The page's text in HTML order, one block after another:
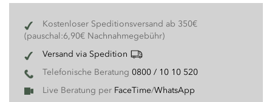
Kostenloser Speditionsversand ab 350€
(pauschal:6,90€ Nachnahmegebühr)
Versand via Spedition
Telefonische Beratung 0800 / 10 10 520
Live Beratung per FaceTime/WhatsApp